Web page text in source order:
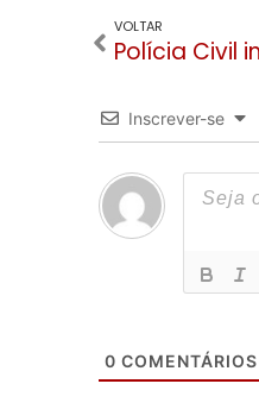
VOLTAR
Inscrever-se
0 COMENTÁRIOS